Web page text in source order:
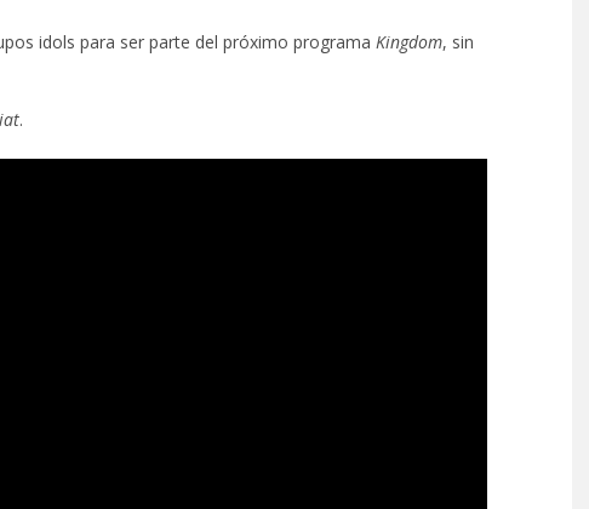
idols para ser parte del próximo programa Kingdom, sin
.